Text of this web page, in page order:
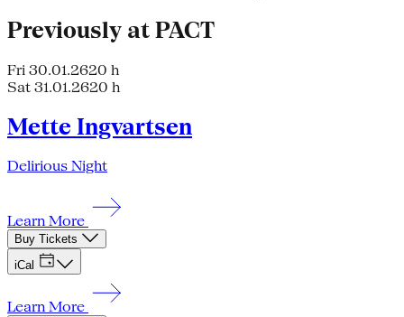
Previously at PACT
Fri 30.01.2620 h
Sat 31.01.2620 h
Mette Ingvartsen
Delirious Night
Learn More
Buy Tickets
iCal
Learn More